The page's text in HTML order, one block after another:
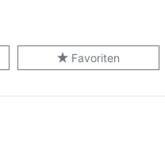
Favoriten